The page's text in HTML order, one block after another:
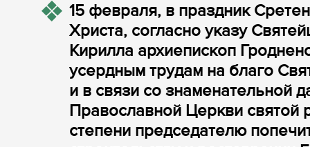
15 февраля, в праздник
Христа, согласно указу
Кирилла архиепископ
усердным трудам на благо
и в связи со знаменательной
Православной Церкви святой
степени председателю